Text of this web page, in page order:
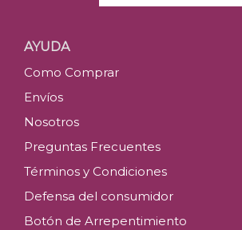
AYUDA
Como Comprar
Envíos
Nosotros
Preguntas Frecuentes
Términos y Condiciones
Defensa del consumidor
Botón de Arrepentimiento